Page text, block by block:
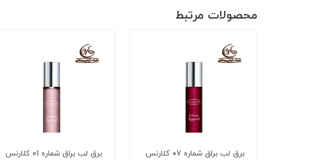
محصولات مرتبط
برق لب براق شماره 07 کلارنس
برق لب براق شماره 01 کلارنس